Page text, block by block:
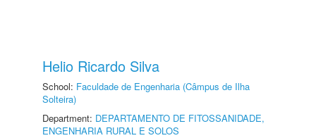
Helio Ricardo Silva
School: Faculdade de Engenharia (Câmpus de Ilha
Solteira)
Department: DEPARTAMENTO DE FITOSSANIDADE,
ENGENHARIA RURAL E SOLOS